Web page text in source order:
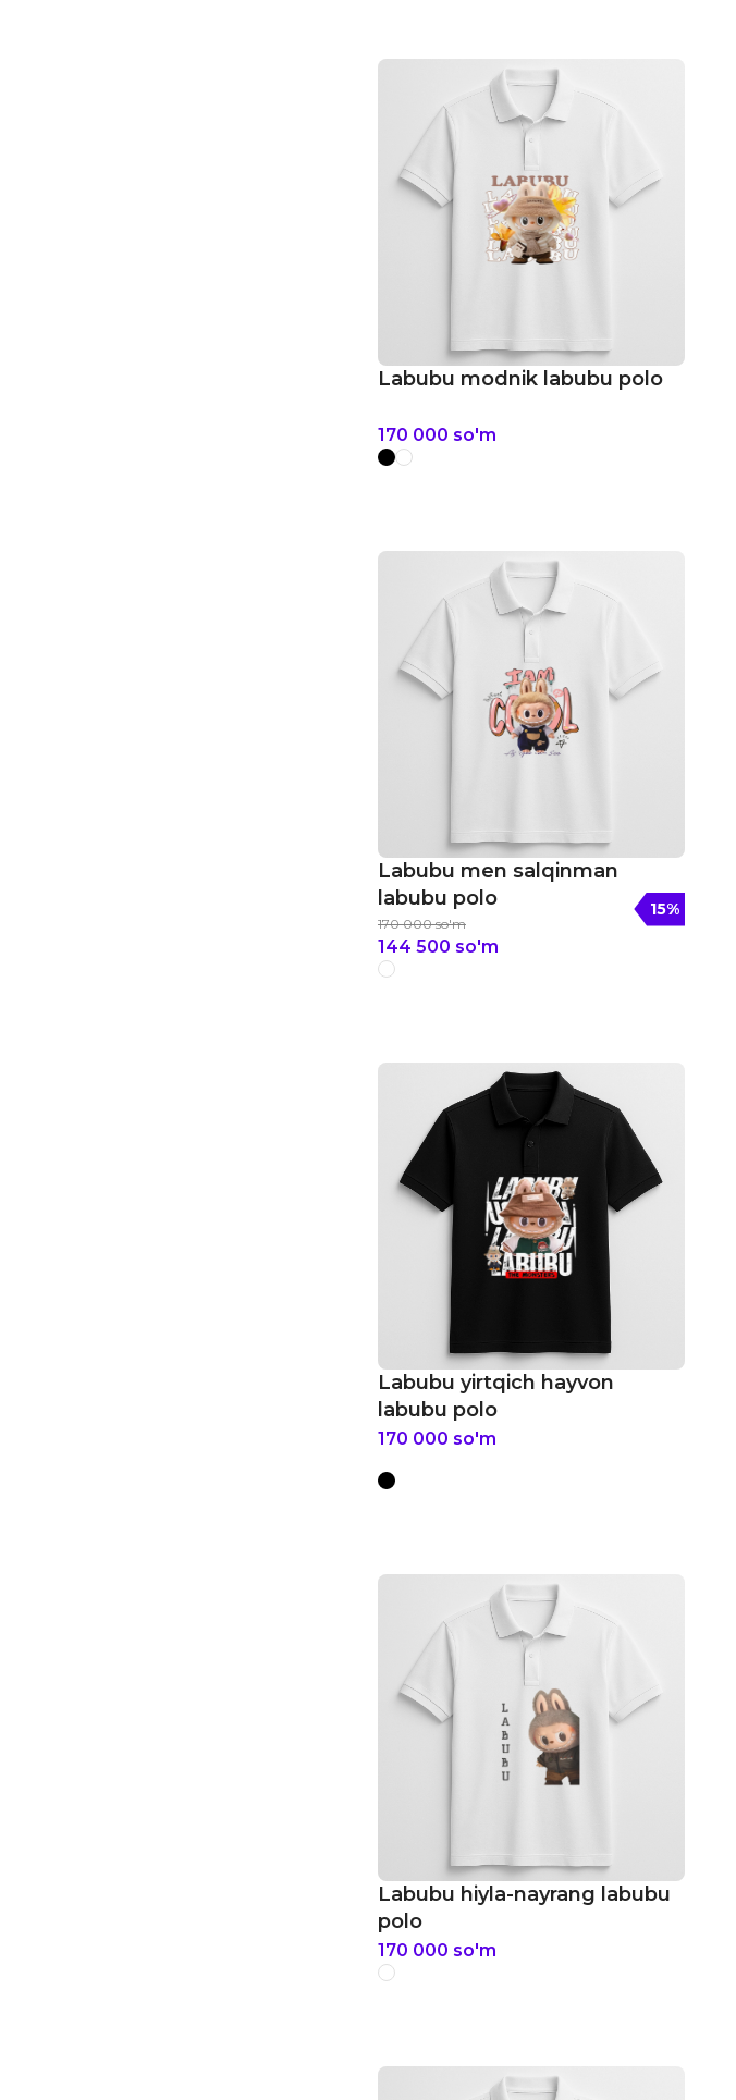
Labubu modnik labubu polo
170 000 so'm
Labubu men salqinman
labubu polo
170 000 so'm
144 500 so'm
15%
Labubu yirtqich hayvon
labubu polo
170 000 so'm
Labubu hiyla-nayrang labubu
polo
170 000 so'm